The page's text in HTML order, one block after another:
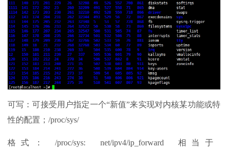
可写：可接受用户指定一个“新值”来实现对内核某功能或特
性的配置；/proc/sys/
格式： /proc/sys: net/ipv4/ip_forward 相当于